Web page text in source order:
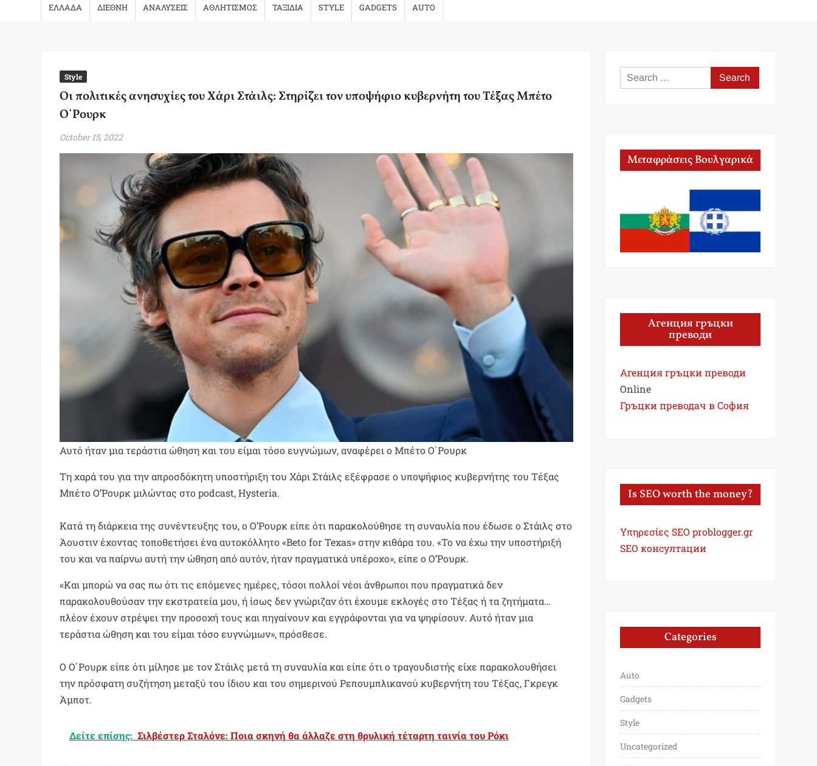
ΕΛΛΑΔΑ ΔΙΕΘΝΗ ΑΝΑΛΥΣΕΙΣ ΑΘΛΗΤΙΣΜΟΣ ΤΑΞΙΔΙΑ STYLE GADGETS AUTO
Style
Οι πολιτικές ανησυχίες του Xάρι Στάιλς: Στηρίζει τον υποψήφιο κυβερνήτη του Τέξας Μπέτο
Ο΄Ρουρκ
October 15, 2022
Αυτό ήταν μια τεράστια ώθηση και του είμαι τόσο ευγνώμων, αναφέρει ο Μπέτο Ο΄Ρουρκ
Τη χαρά του για την απροσδόκητη υποστήριξη του Χάρι Στάιλς εξέφρασε ο υποψήφιος κυβερνήτης του Τέξας
Μπέτο Ο’Ρουρκ μιλώντας στο podcast, Hysteria.
Κατά τη διάρκεια της συνέντευξης του, ο Ο’Ρουρκ είπε ότι παρακολούθησε τη συναυλία που έδωσε ο Στάιλς στο
Άουστιν έχοντας τοποθετήσει ένα αυτοκόλλητο «Beto for Texas» στην κιθάρα του. «Το να έχω την υποστήριξή
του και να παίρνω αυτή την ώθηση από αυτόν, ήταν πραγματικά υπέροχο», είπε ο Ο’Ρουρκ.
«Και μπορώ να σας πω ότι τις επόμενες ημέρες, τόσοι πολλοί νέοι άνθρωποι που πραγματικά δεν
παρακολουθούσαν την εκστρατεία μου, ή ίσως δεν γνώριζαν ότι έχουμε εκλογές στο Τέξας ή τα ζητήματα…
πλέον έχουν στρέψει την προσοχή τους και πηγαίνουν και εγγράφονται για να ψηφίσουν. Αυτό ήταν μια
τεράστια ώθηση και του είμαι τόσο ευγνώμων», πρόσθεσε.
Ο Ο΄Ρουρκ είπε ότι μίλησε με τον Στάιλς μετά τη συναυλία και είπε ότι ο τραγουδιστής είχε παρακολουθήσει
την πρόσφατη συζήτηση μεταξύ του ίδιου και του σημερινού Ρεπουμπλικανού κυβερνήτη του Τέξας, Γκρεγκ
Άμποτ.
Δείτε επίσης: Σιλβέστερ Σταλόνε: Ποια σκηνή θα άλλαζε στη θρυλική τέταρτη ταινία του Ρόκι
Search
for:
Μεταφράσεις Βουλγαρικά
Агенция гръцки
преводи
Агенция гръцки преводи
Online
Гръцки преводач в София
Is SEO worth the money?
Υπηρεσίες SEO problogger.gr
SEO консултации
Categories
Auto
Gadgets
Style
Uncategorized